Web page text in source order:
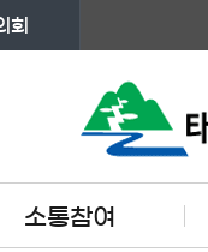
회
소통참여